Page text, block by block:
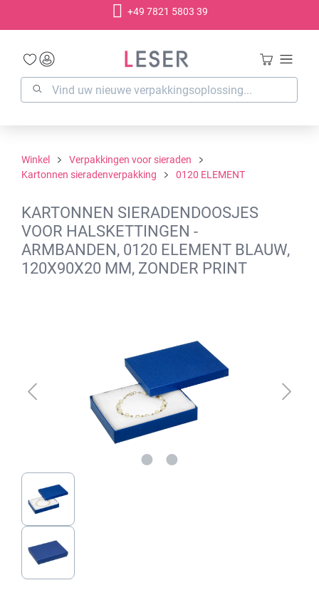
+49 7821 5803 39
Winkel
Verpakkingen voor sieraden
Kartonnen sieradenverpakking
0120 ELEMENT
KARTONNEN SIERADENDOOSJES
VOOR HALSKETTINGEN -
ARMBANDEN, 0120 ELEMENT BLAUW,
120X90X20 MM, ZONDER PRINT